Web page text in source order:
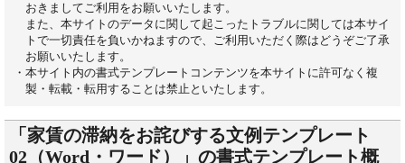
おきましてご利用をお願いいたします。
また、本サイトのデータに関して起こったトラブルに関しては本サイ
トで一切責任を負いかねますので、ご利用いただく際はどうぞご了承
お願いいたします。
・本サイト内の書式テンプレートコンテンツを本サイトに許可なく複
製・転載・転用することは禁止といたします。
「家賃の滞納をお詫びする文例テンプレート
02（Word・ワード）」の書式テンプレート概